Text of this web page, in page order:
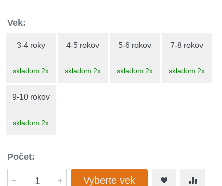
Vek:
3-4 roky
skladom 2x
4-5 rokov
skladom 2x
5-6 rokov
skladom 2x
7-8 rokov
skladom 2x
9-10 rokov
skladom 2x
Počet:
Vyberte vek